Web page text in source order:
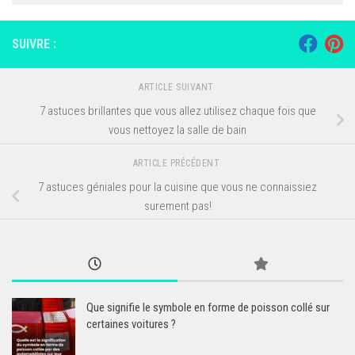
SUIVRE :
ARTICLE SUIVANT
7 astuces brillantes que vous allez utilisez chaque fois que
vous nettoyez la salle de bain
ARTICLE PRÉCÉDENT
7 astuces géniales pour la cuisine que vous ne connaissiez
surement pas!
Que signifie le symbole en forme de poisson collé sur
certaines voitures ?